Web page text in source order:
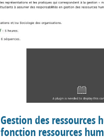
Gestion des ressources
fonction ressources